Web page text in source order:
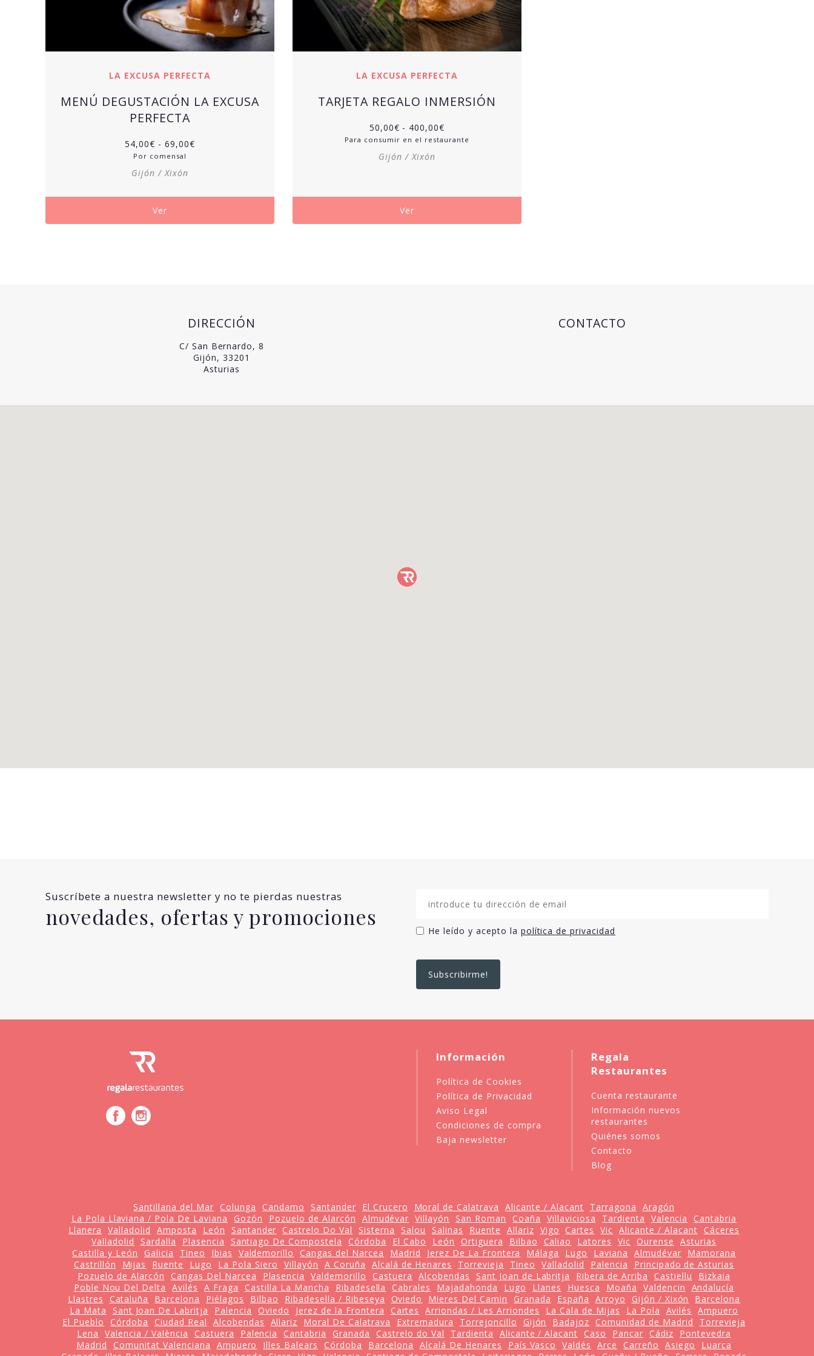
LA EXCUSA PERFECTA
MENÚ DEGUSTACIÓN LA EXCUSA
PERFECTA
54,00€ - 69,00€Rango
hasta
Por comensal
Gijón / Xixón
Ver
LA EXCUSA PERFECTA
TARJETA REGALO INMERSIÓN
50,00€ - 400,00€
Para consumir en el restaurante
Gijón / Xixón
Ver
DIRECCIÓN
C/ San Bernardo, 8
Gijón, 33201
Asturias
CONTACTO
Suscríbete a nuestra newsletter y no te pierdas nuestras
novedades, ofertas y promociones
He leído y acepto la política de privacidad
Información
Política de Cookies
Política de Privacidad
Aviso Legal
Condiciones de compra
Baja newsletter
Regala
Restaurantes
Cuenta restaurante
Información nuevos
restaurantes
Quiénes somos
Contacto
Blog
Santillana del Mar Colunga Candamo Santander El Crucero Moral de Calatrava Alicante / Alacant Tarragona
Aragón
La Pola Llaviana / Pola De Laviana
Gozón Pozuelo de Alarcón Almudévar Villayón San Roman Coaña Villaviciosa Tardienta Valencia
Cantabria
Llanera
Valladolid Amposta León Santander Castrelo Do Val Sisterna Salou Salinas Ruente Allariz Vigo Cartes Vic Alicante / Alacant
Cáceres
Valladolid
Sardalla Plasencia Santiago De Compostela Córdoba El Cabo León Ortiguera Bilbao Caliao Latores Vic Ourense
Asturias
Castilla y León
Galicia Tineo Ibias Valdemorillo Cangas del Narcea Madrid Jerez De La Frontera Málaga Lugo Laviana Almudévar
Mamorana
Castrillón
Mijas Ruente Lugo La Pola Siero Villayón A Coruña Alcalá de Henares Torrevieja Tineo Valladolid Palencia
Principado de Asturias
Pozuelo de Alarcón
Cangas Del Narcea Plasencia Valdemorillo Castuera Alcobendas Sant Joan de Labritja Ribera de Arriba Castiellu
Bizkaia
Poble Nou Del Delta
Avilés A Fraga Castilla La Mancha Ribadesella Cabrales Majadahonda Lugo Llanes Huesca Moaña Valdencin
Andalucía
Llastres
Cataluña Barcelona Piélagos Bilbao Ribadesella / Ribeseya Oviedo Mieres Del Camin Granada España Arroyo Gijón / Xixón
Barcelona
La Mata
Sant Joan De Labritja Palencia Oviedo Jerez de la Frontera Cartes Arriondas / Les Arriondes La Cala de Mijas La Pola Avilés
Ampuero
El Pueblo
Córdoba Ciudad Real Alcobendas Allariz Moral De Calatrava Extremadura Torrejoncillo Gijón Badajoz Comunidad de Madrid
Torrevieja
Lena
Valencia / València Castuera Palencia Cantabria Granada Castrelo do Val Tardienta Alicante / Alacant Caso Pancar Cádiz
Pontevedra
Madrid
Comunitat Valenciana Ampuero Illes Balears Córdoba Barcelona Alcalá De Henares País Vasco Valdés Arce Carreño Asiego
Luarca